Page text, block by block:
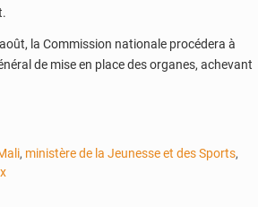
la Commission nationale procédera à
de mise en place des organes, achevant
, ministère de la Jeunesse et des Sports,